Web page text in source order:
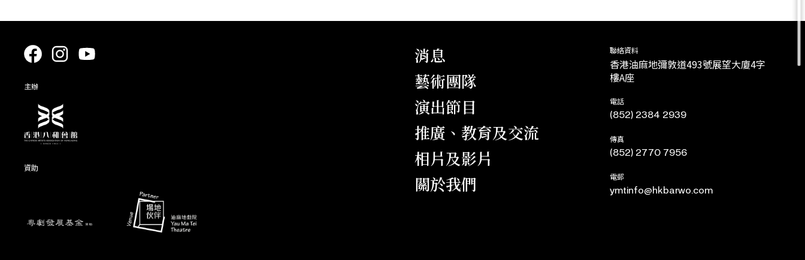
主辦
資助
消息
藝術團隊
演出節目
推廣、教育及交流
相片及影片
關於我們
聯絡資料
香港油麻地彌敦道493號展望大廈4字
樓A座
電話
(852) 2384 2939
傳真
(852) 2770 7956
電郵
ymtinfo@hkbarwo.com